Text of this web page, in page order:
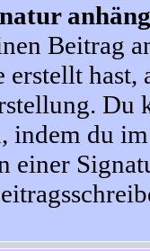
Beitrag
erstellt
Du
indem du
einer